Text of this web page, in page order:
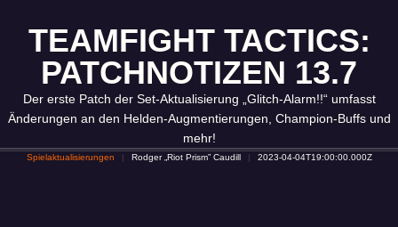
TEAMFIGHT TACTICS:
PATCHNOTIZEN 13.7
Der erste Patch der Set-Aktualisierung „Glitch-Alarm!!“ umfasst
Änderungen an den Helden-Augmentierungen, Champion-Buffs und
mehr!
Spielaktualisierungen Rodger „Riot Prism” Caudill 2023-04-04T19:00:00.000Z